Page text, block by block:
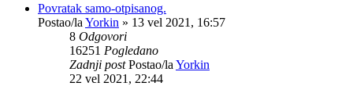
Povratak samo-otpisanog.
Postao/la Yorkin » 13 vel 2021, 16:57
8 Odgovori
16251 Pogledano
Zadnji postPostao/la Yorkin
22 vel 2021, 22:44